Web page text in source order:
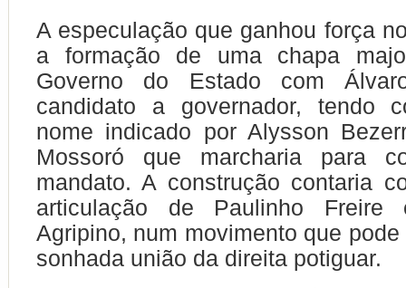
A especulação que ganhou força
a formação de uma chapa
Governo do Estado com
candidato a governador, tendo
nome indicado por Alysson
Mossoró que marcharia para
mandato. A construção contaria
articulação de Paulinho
Agripino, num movimento que
sonhada união da direita potiguar.